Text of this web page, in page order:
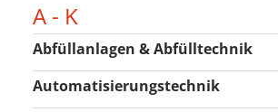
A - K
Abfüllanlagen & Abfülltechnik
Automatisierungstechnik